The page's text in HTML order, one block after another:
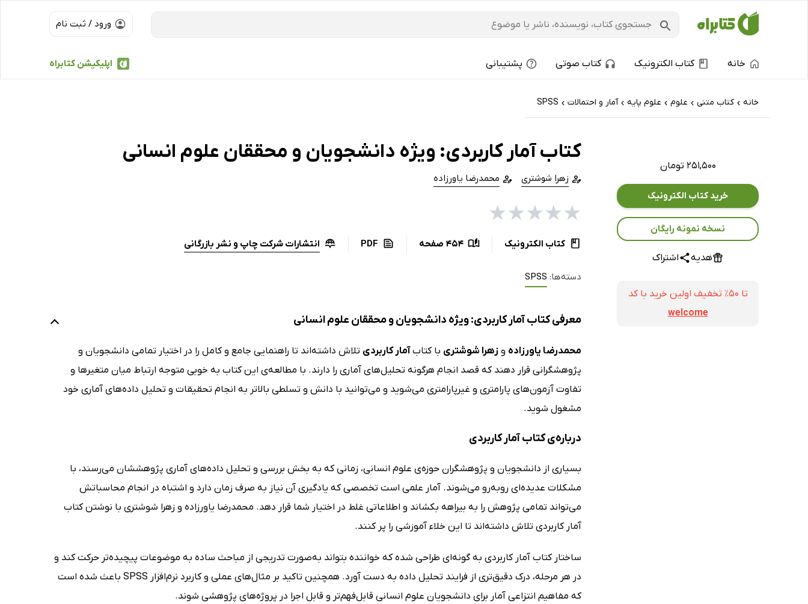
ورود / ثبت نام
اپلیکیشن کتابراه خانه کتاب الکترونیک کتاب صوتی پشتیبانی
خانه › کتاب‌ متنی › علوم › علوم پایه › آمار و احتمالات ›
SPSS
۲۵۱,۵۰۰ تومان
خرید کتاب الکترونیک
نسخه نمونه رایگان
هدیه اشتراک
تا ۵۰٪ تخفیف اولین خرید با کد
welcome
کتاب آمار کاربردی: ویژه دانشجویان و محققان علوم انسانی
زهرا شوشتری محمدرضا یاورزاده
★
★
★
★
★
کتاب الکترونیک 454 صفحه PDF انتشارات شرکت چاپ و نشر بازرگانی
دسته‌ها: SPSS
معرفی کتاب آمار کاربردی: ویژه دانشجویان و محققان علوم انسانی
محمدرضا یاورزاده و زهرا شوشتری با کتابآمار کاربردی تلاش داشته‌اند تا راهنمایی جامع و کامل را در اختیار تمامی دانشجویان و
پژوهشگرانی قرار دهند که قصد انجام هرگونه تحلیل‌های آماری را دارند. با مطالعه‌ی این کتاب به خوبی متوجه ارتباط میان متغیرها و
تفاوت آزمون‌های پارامتری و غیرپارامتری می‌شوید و می‌توانید با دانش و تسلطی بالاتر به انجام تحقیقات و تحلیل داده‌های آماری خود
مشغول شوید.
درباره‌ی کتاب آمار کاربردی
بسیاری از دانشجویان و پژوهشگران حوزه‌ی علوم انسانی، زمانی که به بخش بررسی و تحلیل داده‌های آماری پژوهششان می‌رسند، با
مشکلات عدیده‌ای روبه‌رو می‌شوند. آمار علمی است تخصصی که یادگیری آن نیاز به صرف زمان دارد و اشتباه در انجام محاسباتش
می‌تواند تمامی پژوهش را به بیراهه بکشاند و اطلاعاتی غلط در اختیار شما قرار دهد. محمدرضا یاورزاده و زهرا شوشتری با نوشتن کتاب
آمار کاربردی تلاش داشته‌اند تا این خلاء آموزشی را پر کنند.
ساختار کتاب آمار کاربردی به گونه‌ای طراحی شده که خواننده بتواند به‌صورت تدریجی از مباحث ساده به موضوعات پیچیده‌تر حرکت کند و
در هر مرحله، درک دقیق‌تری از فرایند تحلیل داده به دست آورد. همچنین تاکید بر مثال‌های عملی و کاربرد نرم‌افزار SPSS باعث شده است
که مفاهیم انتزاعی آمار برای دانشجویان علوم انسانی قابل‌فهم‌تر و قابل اجرا در پروژه‌های پژوهشی شوند.